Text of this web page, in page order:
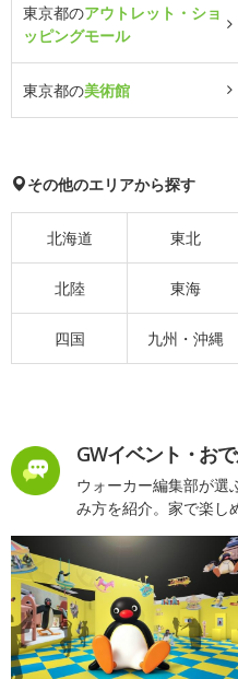
東京都のアウトレット・ショ
ッピングモール
東京都の美術館
その他のエリアから探す
北海道 東北
北陸 東海
四国 九州・沖縄
GWイベント・お
ウォーカー編集部が選
み方を紹介。家で楽し